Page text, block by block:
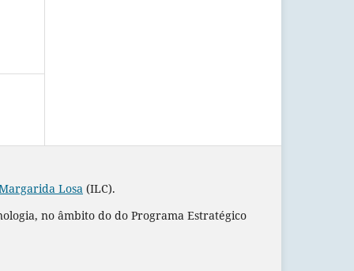
Losa (ILC).
no âmbito do do Programa Estratégico